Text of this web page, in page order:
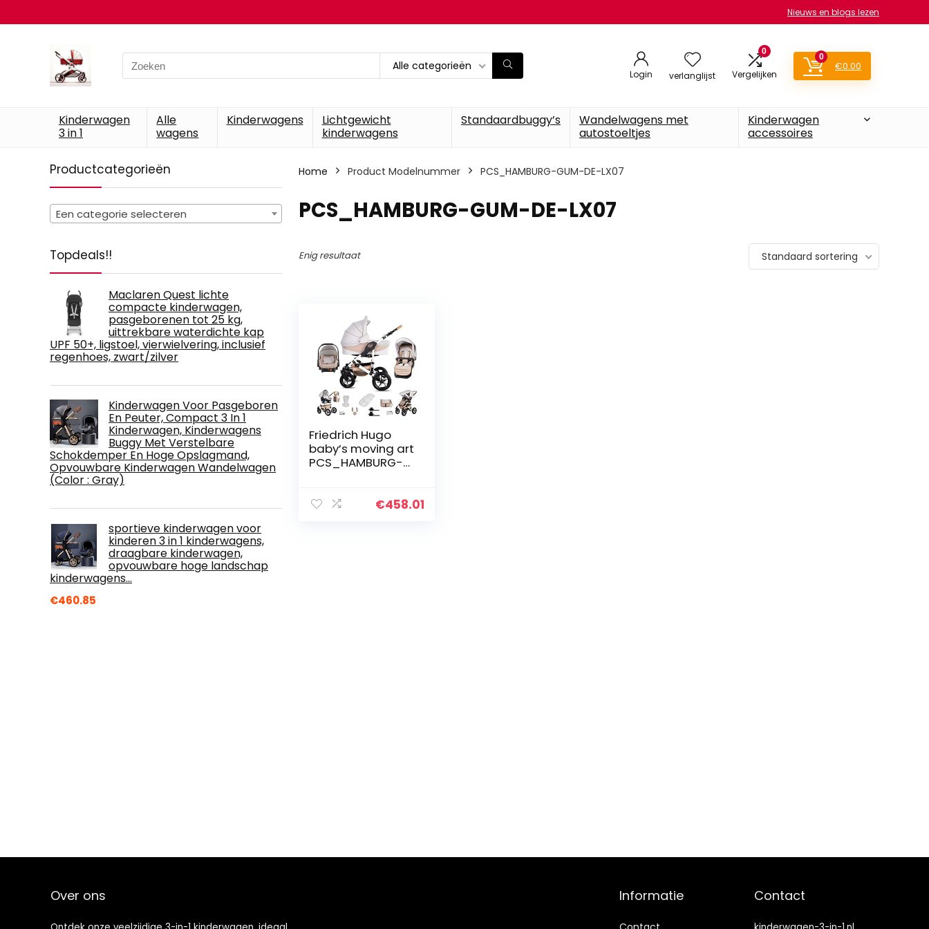
Nieuws en blogs lezen
Search
for:
Alle categorieën
Login verlanglijst
0
Vergelijken
0
€0.00
Kinderwagen
3 in 1
Alle
wagens
Kinderwagens
Lichtgewicht
kinderwagens
Standaardbuggy’s
Wandelwagens met
autostoeltjes
Kinderwagen
accessoires
Productcategorieën
Een categorie selecteren
Topdeals!!
Maclaren Quest lichte
compacte kinderwagen,
pasgeborenen tot 25 kg,
uittrekbare waterdichte kap
UPF 50+, ligstoel, vierwielvering, inclusief
regenhoes, zwart/zilver
Kinderwagen Voor Pasgeboren
En Peuter, Compact 3 In 1
Kinderwagen, Kinderwagens
Buggy Met Verstelbare
Schokdemper En Hoge Opslagmand,
Opvouwbare Kinderwagen Wandelwagen
(Color : Gray)
sportieve kinderwagen voor
kinderen 3 in 1 kinderwagens,
draagbare kinderwagen,
opvouwbare hoge landschap
kinderwagens…
€460.85
Home Product Modelnummer ‎PCS_HAMBURG-GUM-DE-LX07
‎PCS_HAMBURG-GUM-DE-LX07
Enig resultaat Standaard sortering
Friedrich Hugo
baby’s moving art
PCS_HAMBURG-
kinderwagen
€458.01
Over ons Informatie Contact